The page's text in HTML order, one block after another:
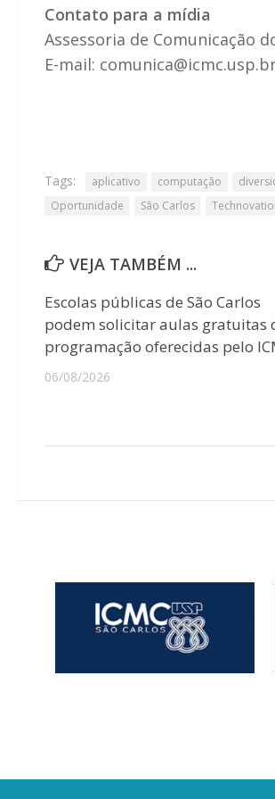
Contato para a mídia
Assessoria de Comunicação
E-mail:
Tags: aplicativo computação
Oportunidade
São Carlos
VEJA TAMBÉM ...
Escolas públicas de São Carlos
podem solicitar aulas gratuitas
programação oferecidas pelo
06/08/2026